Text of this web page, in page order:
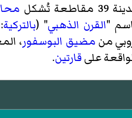
تُشكل
"القرن الذهبي" (بالتركية
من مضيق البوسفور،
علىقارتين.